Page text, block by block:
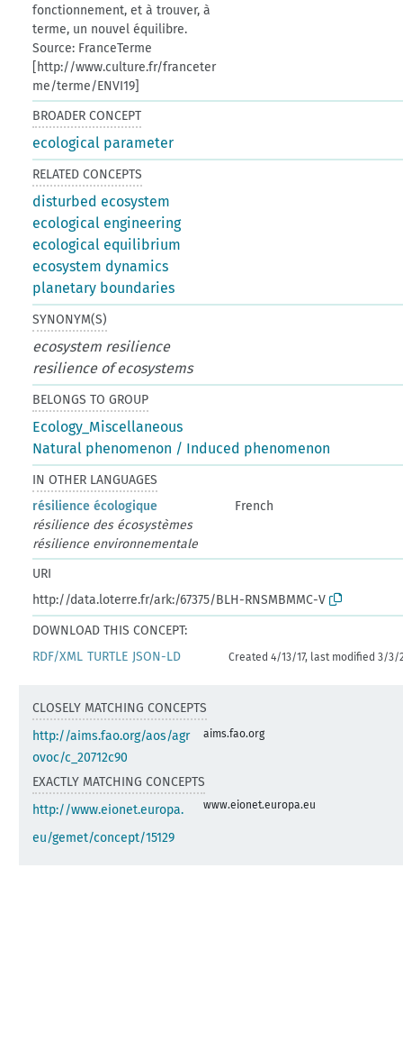
fonctionnement, et à trouver, à
terme, un nouvel équilibre.
Source: FranceTerme
[http://www.culture.fr/franceter
me/terme/ENVI19]
BROADER CONCEPT
ecological parameter
RELATED CONCEPTS
disturbed ecosystem
ecological engineering
ecological equilibrium
ecosystem dynamics
planetary boundaries
SYNONYM(S)
ecosystem resilience
resilience of ecosystems
BELONGS TO GROUP
Ecology_Miscellaneous
Natural phenomenon / Induced phenomenon
IN OTHER LANGUAGES
résilience écologique
French
résilience des écosystèmes
résilience environnementale
URI
http://data.loterre.fr/ark:/67375/BLH-RNSMBMMC-V
DOWNLOAD THIS CONCEPT:
RDF/XML TURTLE JSON-LD Created 4/13/17, last modified 3/3/
CLOSELY MATCHING CONCEPTS
http://aims.fao.org/aos/agr
ovoc/c_20712c90
aims.fao.org
EXACTLY MATCHING CONCEPTS
http://www.eionet.europa.
eu/gemet/concept/15129
www.eionet.europa.eu